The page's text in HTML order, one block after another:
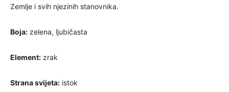
Zemlje i svih njezinih stanovnika.
Boja: zelena, ljubičasta
Element: zrak
Strana svijeta: istok